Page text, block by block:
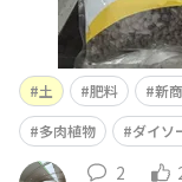
土 肥料 新
多肉植物
ダイソ
2